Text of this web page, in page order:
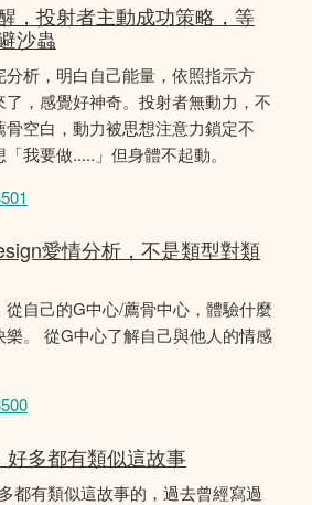
，投射者主動成功策略，等
沙蟲
析，明白自己能量，依照指示方
，感覺好神奇。投射者無動力，不
空白，動力被思想注意力鎖定不
我要做.....」但身體不起動。
愛情分析，不是類型對類
從自己的G中心/薦骨中心，體驗什麼
樂。 從G中心了解自己與他人的情感
多都有類似這故事
都有類似這故事的，過去曾經寫過